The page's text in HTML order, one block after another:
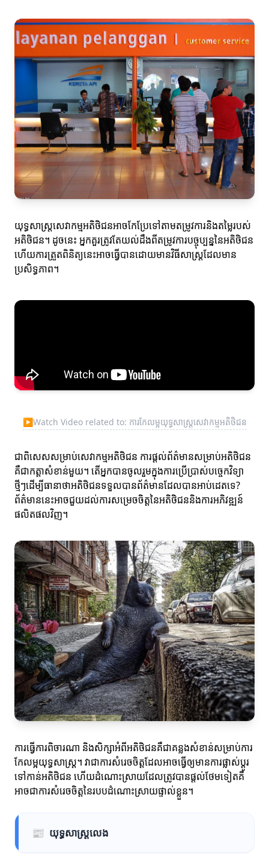
យុទ្ធសាស្ត្រសេវាកម្មអតិថិជនអាចកែប្រែទៅតាមតម្រូវការនិងតម្លៃរបស់
អតិថិជន។ ដូចនេះ អ្នកគួរត្រូវតែយល់ដឹងពីតម្រូវការបច្ចុប្បន្ននៃអតិថិជន
ហើយការត្រួតពិនិត្យនេះអាចធ្វើបានដោយមានវិធីសាស្ត្រដែលមាន
ប្រសិទ្ធភាព។
▶Watch Video related to: ការកែលម្អយុទ្ធសាស្ត្រសេវាកម្មអតិថិជន
ជាពិសេសសម្រាប់សេវាកម្មអតិថិជន ការផ្តល់ព័ត៌មានសម្រាប់អតិថិជន
គឺជាកត្តាសំខាន់មួយ។ តើអ្នកបានចូលរួមក្នុងការប្រើប្រាស់បច្ចេកវិទ្យា
ថ្មីៗដើម្បីធានាថាអតិថិជនទទួលបានព័ត៌មានដែលបានអាប់ដេតទេ?
ព័ត៌មាននេះអាចជួយដល់ការសម្រេចចិត្តនៃអតិថិជននិងការអភិវឌ្ឍន៍
ផលិតផលវិញ។
ការធ្វើការពិចារណា និងសិក្សាអំពីអតិថិជនគឺជាគន្លងសំខាន់សម្រាប់ការ
កែលម្អយុទ្ធសាស្ត្រ។ វាជាការសំរេចចិត្តដែលអាចធ្វើឲ្យមានការផ្លាស់ប្តូរ
ទៅកាន់អតិថិជន ហើយដំណោះស្រាយដែលត្រូវបានផ្តល់ថែមទៀតគឺ
អាចជាការសំរេចចិត្តនៃរបបដំណោះស្រាយផ្ទាល់ខ្លួន។
📰 យុទ្ធសាស្ត្រលេង